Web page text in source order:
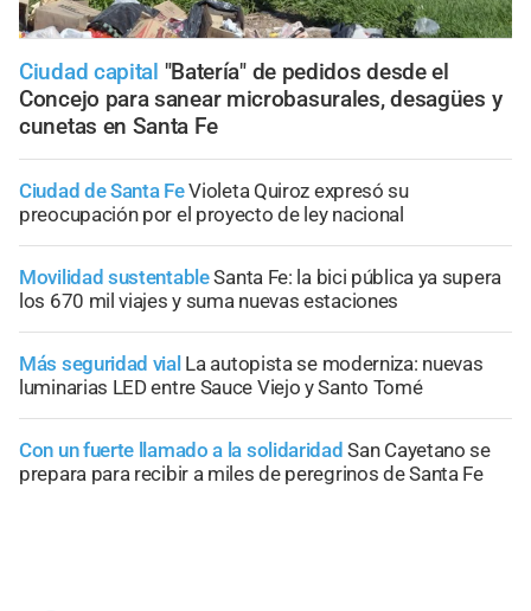
Ciudad capital "Batería" de pedidos desde el
Concejo para sanear microbasurales, desagües y
cunetas en Santa Fe
Ciudad de Santa FeVioleta Quiroz expresó su
preocupación por el proyecto de ley nacional
Movilidad sustentableSanta Fe: la bici pública ya supera
los 670 mil viajes y suma nuevas estaciones
Más seguridad vial La autopista se moderniza: nuevas
luminarias LED entre Sauce Viejo y Santo Tomé
Con un fuerte llamado a la solidaridad San Cayetano se
prepara para recibir a miles de peregrinos de Santa Fe